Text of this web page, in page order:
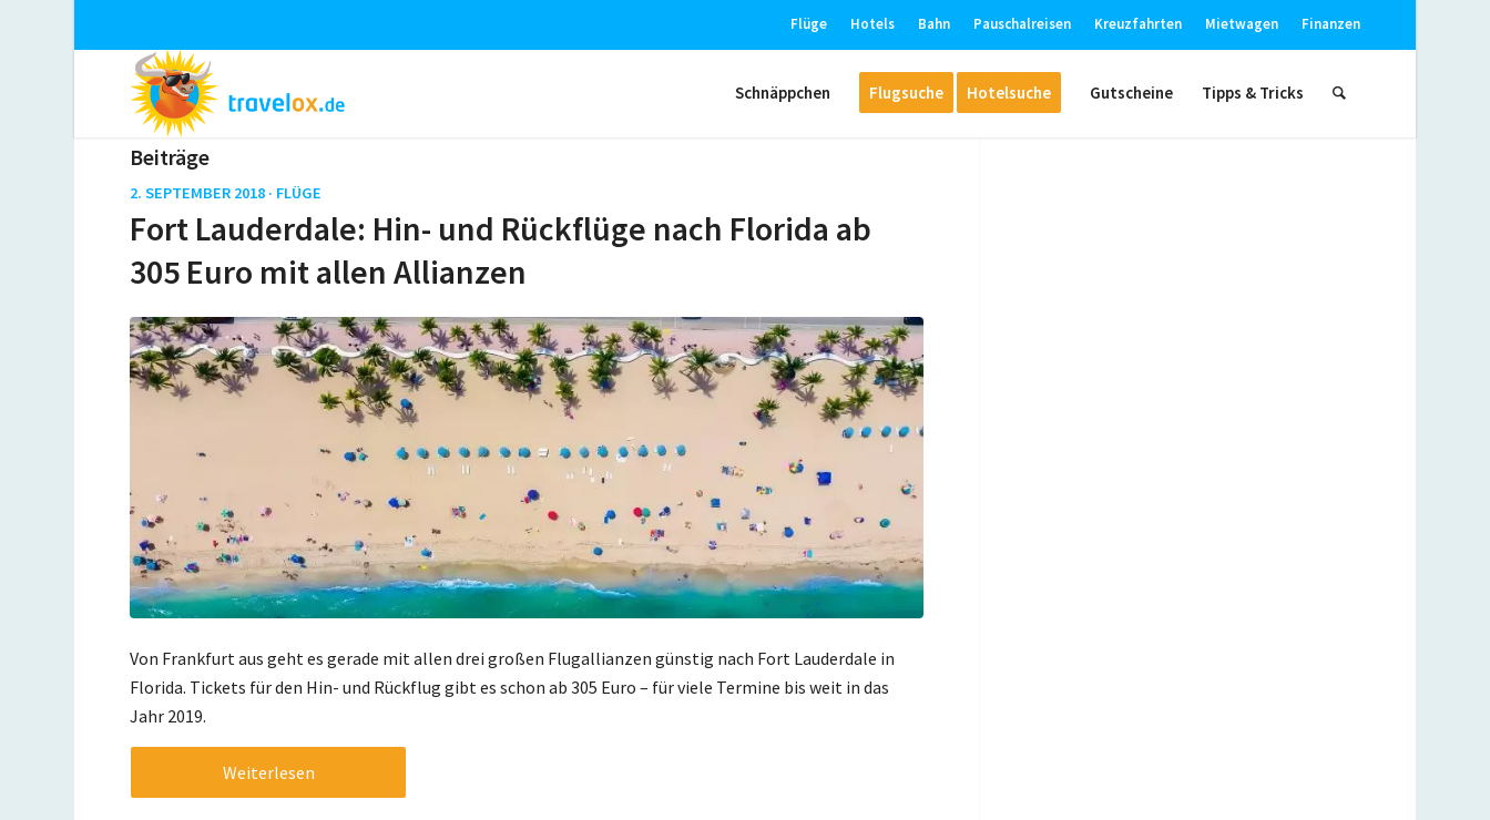
Flüge Hotels Bahn Pauschalreisen Kreuzfahrten Mietwagen Finanzen
Schnäppchen Flugsuche Hotelsuche Gutscheine Tipps & Tricks
Beiträge
2. SEPTEMBER 2018 · FLÜGE
Fort Lauderdale: Hin- und Rückflüge nach Florida ab
305 Euro mit allen Allianzen
Von Frankfurt aus geht es gerade mit allen drei großen Flugallianzen günstig nach Fort Lauderdale in
Florida. Tickets für den Hin- und Rückflug gibt es schon ab 305 Euro – für viele Termine bis weit in das
Jahr 2019.
Weiterlesen